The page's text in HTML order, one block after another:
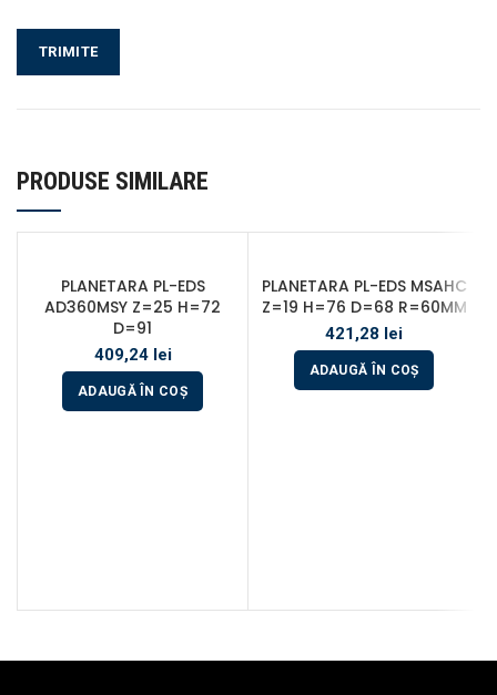
PRODUSE SIMILARE
PLANETARA PL-EDS
AD360MSY Z=25 H=72
D=91
409,24 lei
ADAUGĂ ÎN COȘ
PLANETARA PL-EDS MSAHC
Z=19 H=76 D=68 R=60MM
421,28 lei
ADAUGĂ ÎN COȘ